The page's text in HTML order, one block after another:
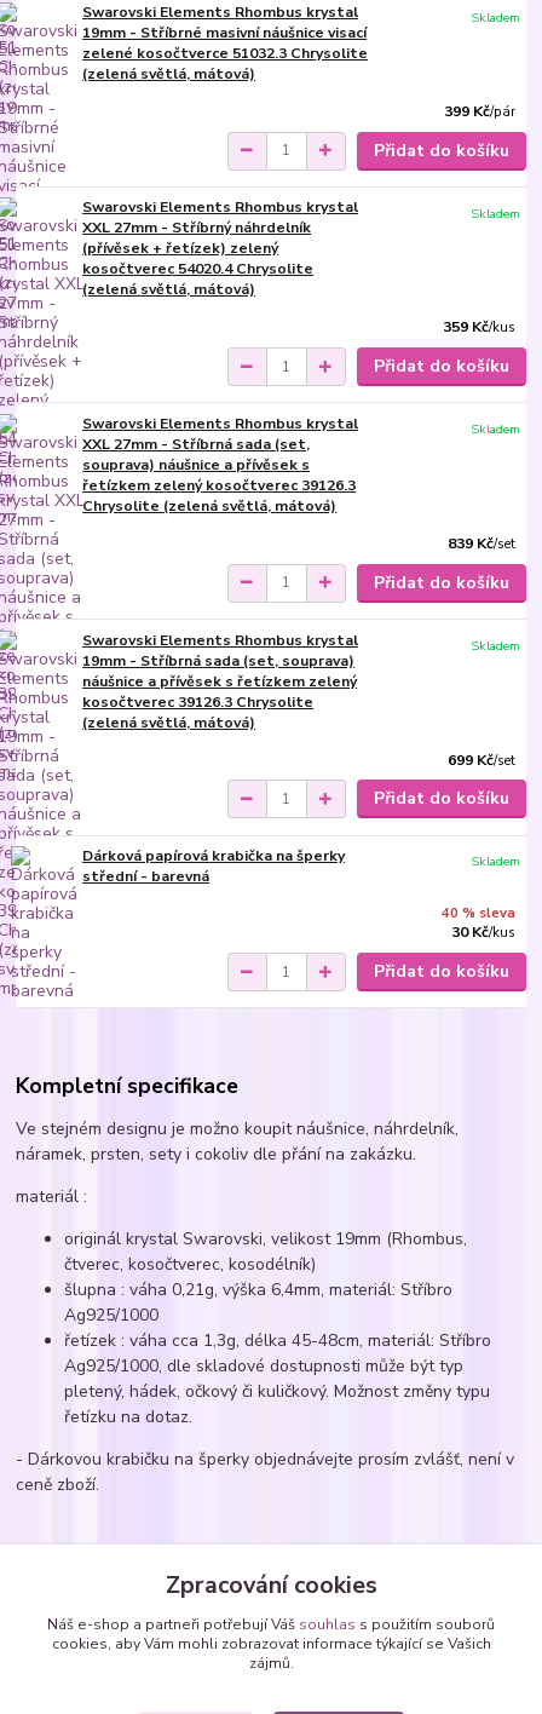
Swarovski Elements Rhombus krystal
19mm - Stříbrné masivní náušnice visací
zelené kosočtverce 51032.3 Chrysolite
(zelená světlá, mátová)
399 Kč/pár
Skladem
Přidat do košíku
Swarovski Elements Rhombus krystal
XXL 27mm - Stříbrný náhrdelník
(přívěsek + řetízek) zelený
kosočtverec 54020.4 Chrysolite
(zelená světlá, mátová)
359 Kč/kus
Skladem
Přidat do košíku
Swarovski Elements Rhombus krystal
XXL 27mm - Stříbrná sada (set,
souprava) náušnice a přívěsek s
řetízkem zelený kosočtverec 39126.3
Chrysolite (zelená světlá, mátová)
839 Kč/set
Skladem
Přidat do košíku
Swarovski Elements Rhombus krystal
19mm - Stříbrná sada (set, souprava)
náušnice a přívěsek s řetízkem zelený
kosočtverec 39126.3 Chrysolite
(zelená světlá, mátová)
699 Kč/set
Skladem
Přidat do košíku
Dárková papírová krabička na šperky
střední - barevná
40 % sleva
30 Kč/kus
Skladem
Přidat do košíku
Kompletní specifikace
Ve stejném designu je možno koupit náušnice, náhrdelník,
náramek, prsten, sety i cokoliv dle přání na zakázku.
materiál :
originál krystal Swarovski, velikost 19mm (Rhombus,
čtverec, kosočtverec, kosodélník)
šlupna : váha 0,21g, výška 6,4mm, materiál: Stříbro
Ag925/1000
řetízek : váha cca 1,3g, délka 45-48cm, materiál: Stříbro
Ag925/1000, dle skladové dostupnosti může být typ
pletený, hádek, očkový či kuličkový. Možnost změny typu
řetízku na dotaz.
- Dárkovou krabičku na šperky objednávejte prosím zvlášť, není v
ceně zboží.
Zboží zařazeno v kategoriích
Náhrdelníky
Náhrdelníky - zavěšené SWAROVSKI krystaly
Zpracování cookies
Náš e-shop a partneři potřebují Váš souhlas s použitím souborů
cookies, aby Vám mohli zobrazovat informace týkající se Vašich
zájmů.